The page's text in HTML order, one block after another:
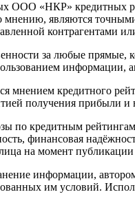
ООО «НКР» кредитных
мнению, являются
контрагентами
за любые прямые,
информации,
мнением кредитного
получения прибыли
по кредитным
финансовая
на момент
информации,
им условий.